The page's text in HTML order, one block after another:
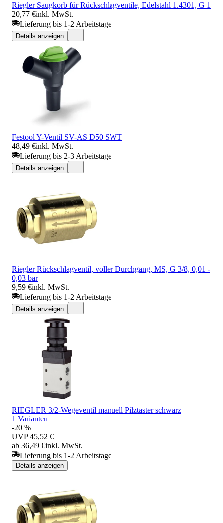
Riegler Saugkorb für Rückschlagventile, Edelstahl 1.4301, G 1
20,77 €inkl. MwSt.
Lieferung bis 1-2 Arbeitstage
Details anzeigen
Festool Y-Ventil SV-AS D50 SWT
48,49 €inkl. MwSt.
Lieferung bis 2-3 Arbeitstage
Details anzeigen
Riegler Rückschlagventil, voller Durchgang, MS, G 3/8, 0,01 -
0,03 bar
9,59 €inkl. MwSt.
Lieferung bis 1-2 Arbeitstage
Details anzeigen
RIEGLER 3/2-Wegeventil manuell Pilztaster schwarz
1 Varianten
-20 %
UVP 45,52 €
ab 36,49 €inkl. MwSt.
Lieferung bis 1-2 Arbeitstage
Details anzeigen